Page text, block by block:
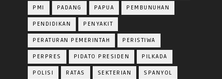
PMI PADANG PAPUA PEMBUNUHAN
PENDIDIKAN PENYAKIT
PERATURAN PEMERINTAH PERISTIWA
PERPRES PIDATO PRESIDEN PILKADA
POLISI RATAS SEKTERIAN SPANYOL